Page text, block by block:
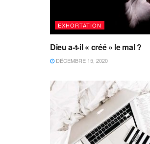
EXHORTATION
Dieu a-t-il « créé » le mal ?
DÉCEMBRE 15, 2020